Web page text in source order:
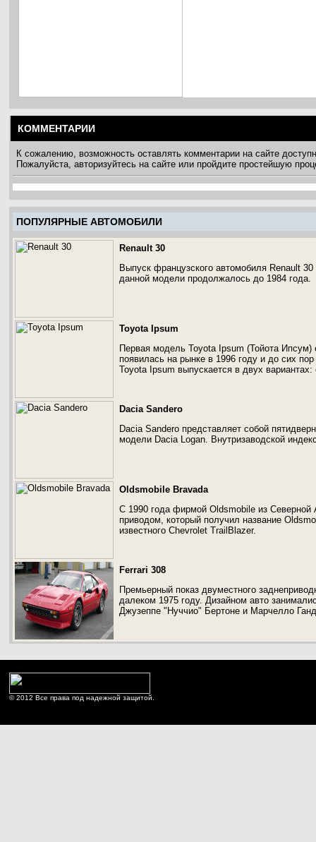
КОММЕНТАРИИ
К сожалению, возможность оставлять комментарии на сайте
Пожалуйста, авторизуйтесь на сайте или пройдите простейшую
ПОПУЛЯРНЫЕ АВТОМОБИЛИ
Renault 30
Выпуск французского автомобиля Renault
данной модели продолжалось до 1984 года.
Toyota Ipsum
Первая модель Toyota Ipsum (Тойота Ипсум)
появилась на рынке в 1996 году и до сих
Toyota Ipsum выпускается в двух
Dacia Sandero
Dacia Sandero представляет собой
модели Dacia Logan. Внутризаводской
Oldsmobile Bravada
С 1990 года фирмой Oldsmobile из
приводом, который получил название
известного Chevrolet TrailBlazer.
Ferrari 308
Премьерный показ двуместного
далеком 1975 году. Дизайном авто
Джузеппе "Нуччио" Бертоне и Марчелло
© 2012 Все права под надежной защитой.